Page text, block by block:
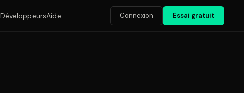
DéveloppeursAide Connexion Essai gratuit